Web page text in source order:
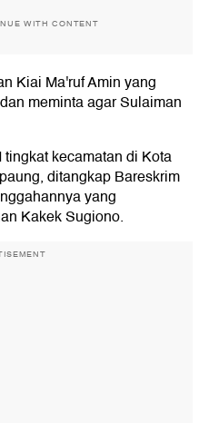
WITH CONTENT
Kiai Ma'ruf Amin yang
meminta agar Sulaiman
kecamatan di Kota
ditangkap Bareskrim
yang
Kakek Sugiono.